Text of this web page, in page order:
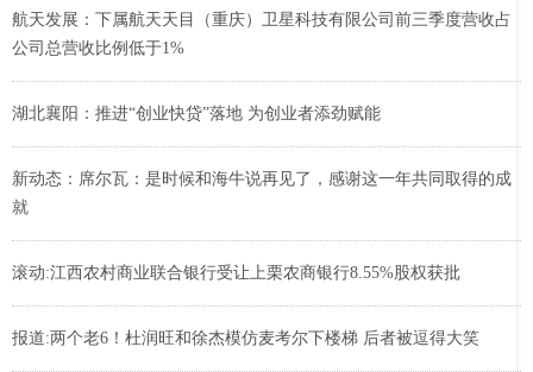
航天发展：下属航天天目（重庆）卫星科技有限公司前三季度营收占
公司总营收比例低于1%
湖北襄阳：推进“创业快贷”落地 为创业者添劲赋能
新动态：席尔瓦：是时候和海牛说再见了，感谢这一年共同取得的成
就
滚动:江西农村商业联合银行受让上栗农商银行8.55%股权获批
报道:两个老6！杜润旺和徐杰模仿麦考尔下楼梯 后者被逗得大笑